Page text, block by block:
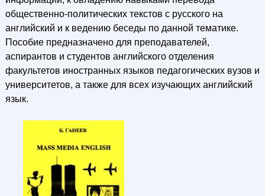
общественно-политических текстов с русского на
английский и к ведению беседы по данной тематике.
Пособие предназначено для преподавателей,
аспирантов и студентов английского отделения
факультетов иностранных языков педагогических вузов и
университетов, а также для всех изучающих английский
язык.